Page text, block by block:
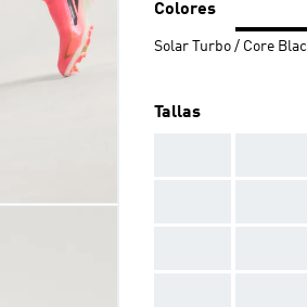
Colores
Solar Turbo / Core
Tallas